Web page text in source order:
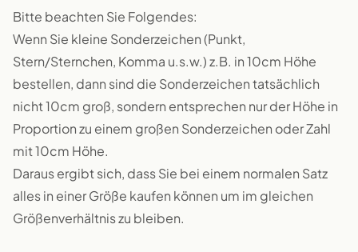
Bitte beachten Sie Folgendes:
Wenn Sie kleine Sonderzeichen (Punkt,
Stern/Sternchen, Komma u.s.w.) z.B. in 10cm Höhe
bestellen, dann sind die Sonderzeichen tatsächlich
nicht 10cm groß, sondern entsprechen nur der Höhe in
Proportion zu einem großen Sonderzeichen oder Zahl
mit 10cm Höhe.
Daraus ergibt sich, dass Sie bei einem normalen Satz
alles in einer Größe kaufen können um im gleichen
Größenverhältnis zu bleiben.